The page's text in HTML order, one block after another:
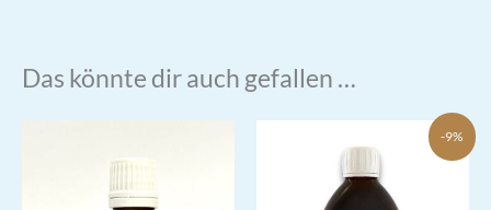
Das könnte dir auch gefallen …
-9%